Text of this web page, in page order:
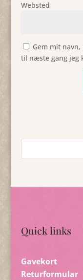
Websted
Gem mit
til næste gang jeg
Quick links
Gavekort
Returformular